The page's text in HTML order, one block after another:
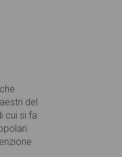
del
cui si fa